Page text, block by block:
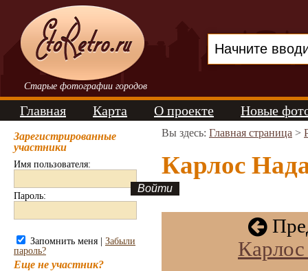
Старые фотографии городов
Главная Карта О проекте Новые
Зарегистрированные
участники
Имя пользователя:
Пароль:
Запомнить меня | Забыли
пароль?
Еще не участник?
Вы здесь: Главная страница >
Карлос